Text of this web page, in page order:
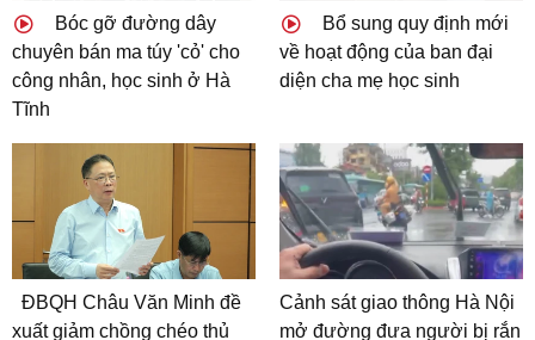
Bóc gỡ đường dây
chuyên bán ma túy 'cỏ' cho
công nhân, học sinh ở Hà
Tĩnh
Bổ sung quy định mới
về hoạt động của ban đại
diện cha mẹ học sinh
ĐBQH Châu Văn Minh đề
xuất giảm chồng chéo thủ
Cảnh sát giao thông Hà Nội
mở đường đưa người bị rắn